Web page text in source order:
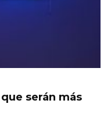
serán más